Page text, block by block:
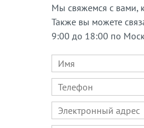
Мы свяжемся с вами,
Также вы можете
9:00 до 18:00 по